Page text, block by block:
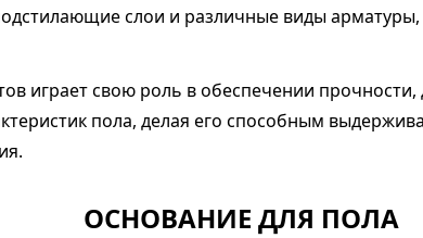
слои и различные виды
играет свою роль в обеспечении прочности,
пола, делая его способным
ОСНОВАНИЕ ДЛЯ ПОЛА